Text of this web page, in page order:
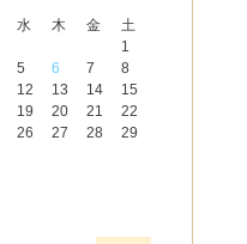
水 木 金
土
1
5 6 7
8
12 13 14
15
19 20 21
22
26 27 28
29